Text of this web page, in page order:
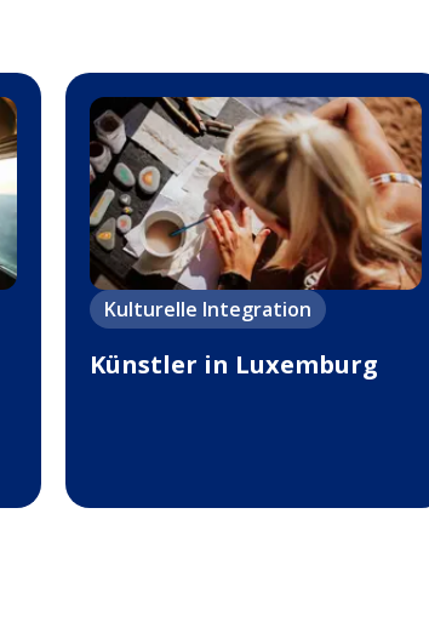
Kulturelle Integration
Künstler in Luxemburg